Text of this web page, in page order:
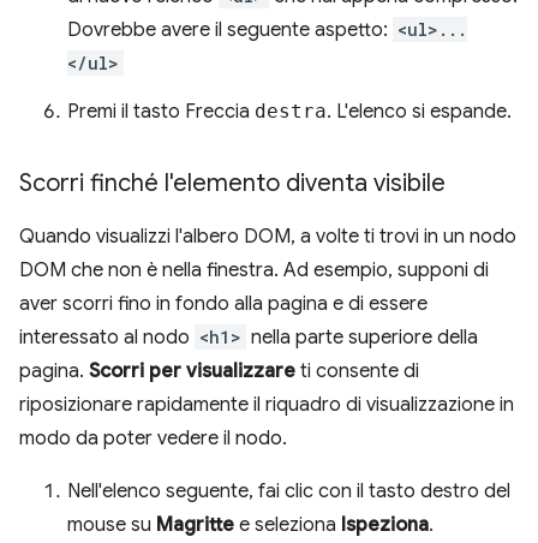
Dovrebbe avere il seguente aspetto: <ul>...
</ul>
Premi il tasto Freccia destra. L'elenco si espande.
Scorri finché l'elemento diventa visibile
Quando visualizzi l'albero DOM, a volte ti trovi in un nodo
DOM che non è nella finestra. Ad esempio, supponi di
aver scorri fino in fondo alla pagina e di essere
interessato al nodo <h1> nella parte superiore della
pagina. Scorri per visualizzare ti consente di
riposizionare rapidamente il riquadro di visualizzazione in
modo da poter vedere il nodo.
Nell'elenco seguente, fai clic con il tasto destro del
mouse su Magritte e seleziona Ispeziona.